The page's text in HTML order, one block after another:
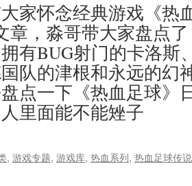
家怀念经典游戏《热
章，淼哥带大家盘点
有BUG射门的卡洛斯
队的津根和永远的
点一下《热血足球》
里面能不能矬子
, 游戏专题, 游戏库, 热血系列, 热血足球传说